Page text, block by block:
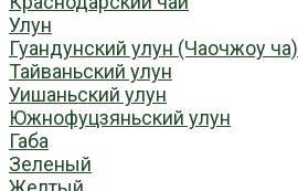
Улун
Гуандунский улун (Чаочжоу ча)
Тайваньский улун
Уишаньский улун
Южнофуцзяньский улун
Габа
Зеленый